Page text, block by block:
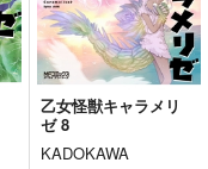
サンプル
作品詳細
乙女怪獣キャラメリ
ゼ 8
KADOKAWA